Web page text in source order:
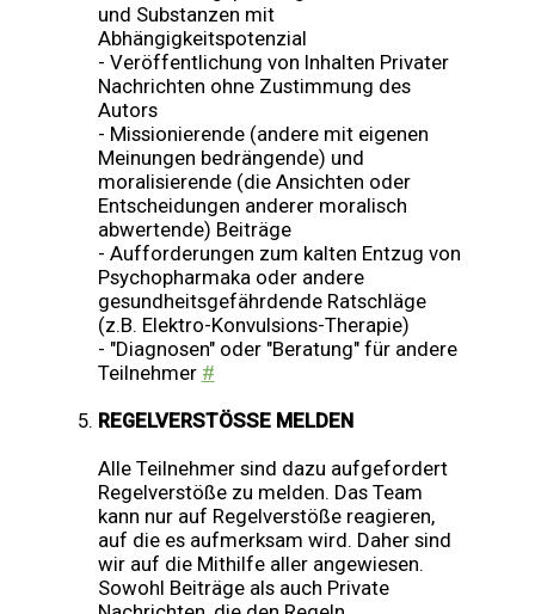
und Substanzen mit
Abhängigkeitspotenzial
- Veröffentlichung von Inhalten Privater
Nachrichten ohne Zustimmung des
Autors
- Missionierende (andere mit eigenen
Meinungen bedrängende) und
moralisierende (die Ansichten oder
Entscheidungen anderer moralisch
abwertende) Beiträge
- Aufforderungen zum kalten Entzug von
Psychopharmaka oder andere
gesundheitsgefährdende Ratschläge
(z.B. Elektro-Konvulsions-Therapie)
- "Diagnosen" oder "Beratung" für andere
Teilnehmer #
REGELVERSTÖSSE MELDEN
Alle Teilnehmer sind dazu aufgefordert
Regelverstöße zu melden. Das Team
kann nur auf Regelverstöße reagieren,
auf die es aufmerksam wird. Daher sind
wir auf die Mithilfe aller angewiesen.
Sowohl Beiträge als auch Private